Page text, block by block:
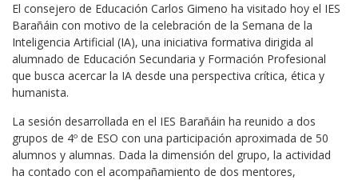
El consejero de Educación Carlos Gimeno ha visitado hoy el IES
Barañáin con motivo de la celebración de la Semana de la
Inteligencia Artificial (IA), una iniciativa formativa dirigida al
alumnado de Educación Secundaria y Formación Profesional
que busca acercar la IA desde una perspectiva crítica, ética y
humanista.
La sesión desarrollada en el IES Barañáin ha reunido a dos
grupos de 4º de ESO con una participación aproximada de 50
alumnos y alumnas. Dada la dimensión del grupo, la actividad
ha contado con el acompañamiento de dos mentores,